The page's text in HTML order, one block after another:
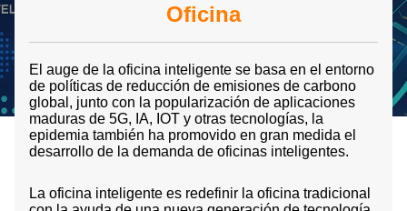
Oficina
El auge de la oficina inteligente se basa en el entorno
de políticas de reducción de emisiones de carbono
global, junto con la popularización de aplicaciones
maduras de 5G, IA, IOT y otras tecnologías, la
epidemia también ha promovido en gran medida el
desarrollo de la demanda de oficinas inteligentes.
La oficina inteligente es redefinir la oficina tradicional